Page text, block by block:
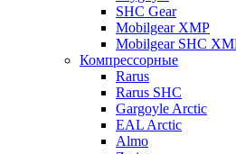
SHC Gear
Mobilgear XMP
Mobilgear SHC
Компрессорные
Rarus
Rarus SHC
Gargoyle Arctic
EAL Arctic
Almo